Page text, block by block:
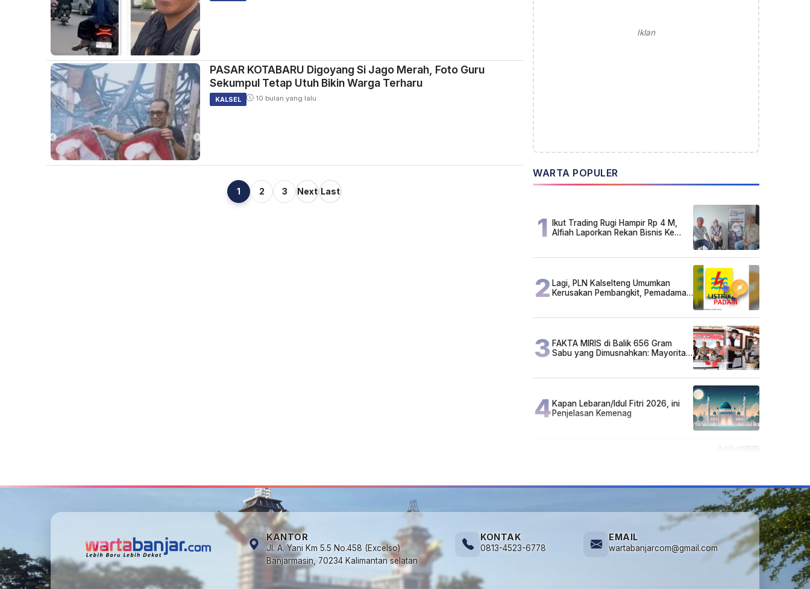
PASAR KOTABARU Digoyang Si Jago Merah, Foto Guru
Sekumpul Tetap Utuh Bikin Warga Terharu
KALSEL 10 bulan yang lalu
1 2 3 Next Last
Iklan
WARTA POPULER
1 Ikut Trading Rugi Hampir Rp 4 M,
Alfiah Laporkan Rekan Bisnis Ke
2 Lagi, PLN Kalselteng Umumkan
Kerusakan Pembangkit, Pemadaman
3 FAKTA MIRIS di Balik 656 Gram
Sabu yang Dimusnahkan: Mayoritas
4Kapan Lebaran/Idul Fitri 2026, ini
Penjelasan Kemenag
KANTOR
Jl. A. Yani Km 5.5 No.458 (Excelso)
Banjarmasin, 70234 Kalimantan selatan
KONTAK
0813-4523-6778
EMAIL
wartabanjarcom@gmail.com